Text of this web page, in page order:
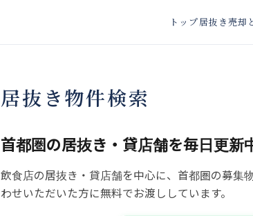
トップ居抜き売却
居抜き物件検索
首都圏の居抜き・貸店舗を毎日更新
飲食店の居抜き・貸店舗を中心に、首都圏の募集
わせいただいた方に無料でお渡ししています。